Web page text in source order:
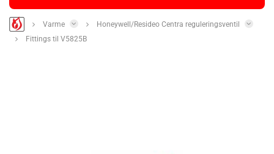
Varme
Honeywell/Resideo Centra reguleringsventil
Fittings til V5825B